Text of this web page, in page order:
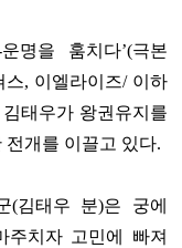
명을 훔치다’(극본
스, 이엘라이즈/ 이하
김태우가 왕권유지를
개를 이끌고 있다.
(김태우 분)은 궁에
주치자 고민에 빠져